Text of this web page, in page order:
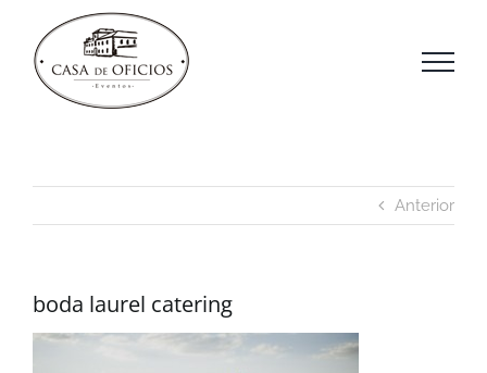
contenido
Anterior
boda laurel catering